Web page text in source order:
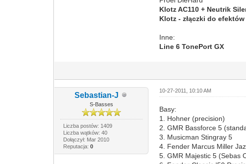
Klotz AC110 + Neutrik
Klotz - złączki do efektów
Inne:
Line 6 TonePort GX
Sebastian-J
S-Basses
Liczba postów: 1409
Liczba wątków: 40
Dołączył: Mar 2010
Reputacja: 0
10-27-2011, 10:10 AM
Basy:
1. Hohner (precision)
2. GMR Bassforce 5
3. Musicman Stingray 5
4. Fender Marcus Miller
5. GMR Majestic 5 (Sebas